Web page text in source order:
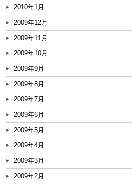
2010年1月
2009年12月
2009年11月
2009年10月
2009年9月
2009年8月
2009年7月
2009年6月
2009年5月
2009年4月
2009年3月
2009年2月